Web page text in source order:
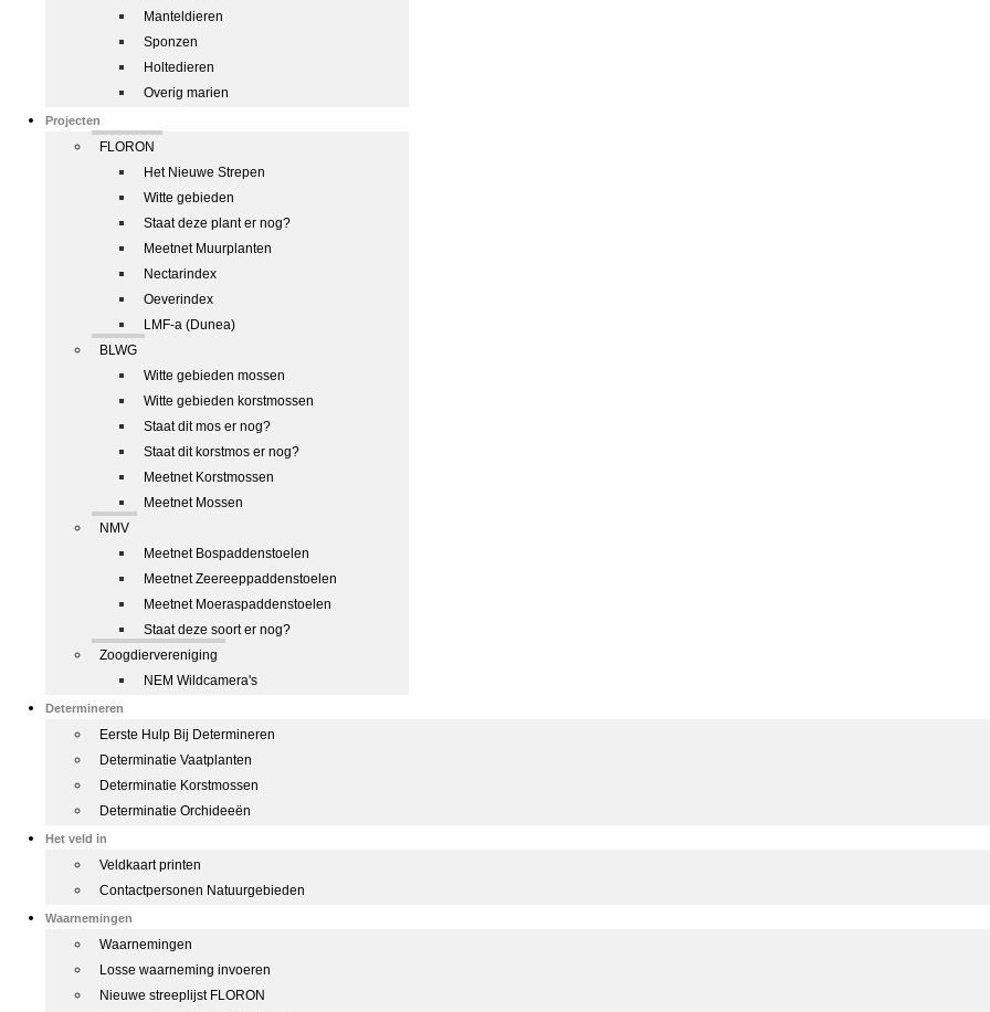
Manteldieren
Sponzen
Holtedieren
Overig marien
Projecten
FLORON
Het Nieuwe Strepen
Witte gebieden
Staat deze plant er nog?
Meetnet Muurplanten
Nectarindex
Oeverindex
LMF-a (Dunea)
BLWG
Witte gebieden mossen
Witte gebieden korstmossen
Staat dit mos er nog?
Staat dit korstmos er nog?
Meetnet Korstmossen
Meetnet Mossen
NMV
Meetnet Bospaddenstoelen
Meetnet Zeereeppaddenstoelen
Meetnet Moeraspaddenstoelen
Staat deze soort er nog?
Zoogdiervereniging
NEM Wildcamera's
Determineren
Eerste Hulp Bij Determineren
Determinatie Vaatplanten
Determinatie Korstmossen
Determinatie Orchideeën
Het veld in
Veldkaart printen
Contactpersonen Natuurgebieden
Waarnemingen
Waarnemingen
Losse waarneming invoeren
Nieuwe streeplijst FLORON